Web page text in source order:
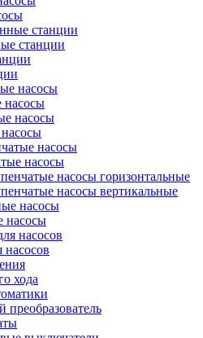
станции
насосы
насосы
насосы горизонтальные
насосы вертикальные
насосы
насосов
хода
преобразователь